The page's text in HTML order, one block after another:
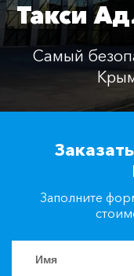
Такси
Самый
Заполните